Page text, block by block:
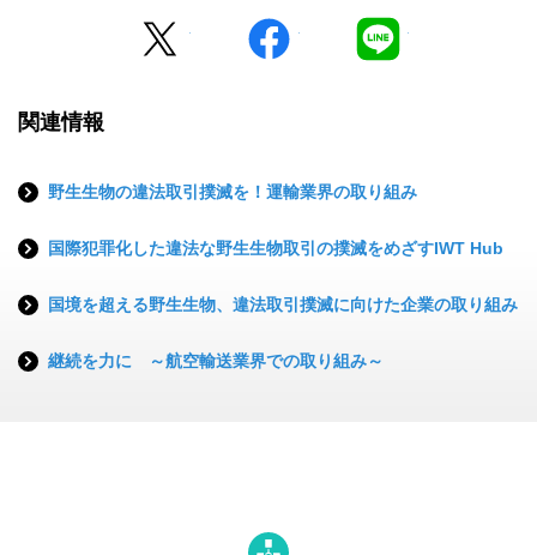
facebook
関連情報
野生生物の違法取引撲滅を！運輸業界の取り組み
国際犯罪化した違法な野生生物取引の撲滅をめざすIWT Hub
国境を超える野生生物、違法取引撲滅に向けた企業の取り組み
継続を力に ～航空輸送業界での取り組み～